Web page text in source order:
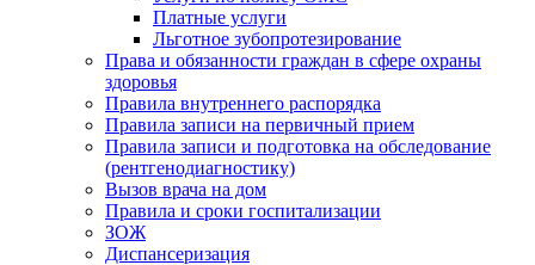
Платные услуги
Льготное зубопротезирование
Права и обязанности граждан в сфере охраны
здоровья
Правила внутреннего распорядка
Правила записи на первичный прием
Правила записи и подготовка на обследование
(рентгенодиагностику)
Вызов врача на дом
Правила и сроки госпитализации
ЗОЖ
Диспансеризация